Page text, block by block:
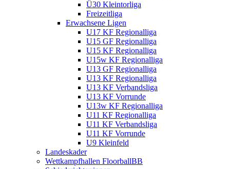
Ü30 Kleintorliga
Freizeitliga
Erwachsene Ligen
U17 KF Regionalliga
U15 GF Regionalliga
U15 KF Regionalliga
U15w KF Regionalliga
U13 GF Regionalliga
U13 KF Regionalliga
U13 KF Verbandsliga
U13 KF Vorrunde
U13w KF Regionalliga
U11 KF Regionalliga
U11 KF Verbandsliga
U11 KF Vorrunde
U9 Kleinfeld
Landeskader
Wettkampfhallen FloorballBB